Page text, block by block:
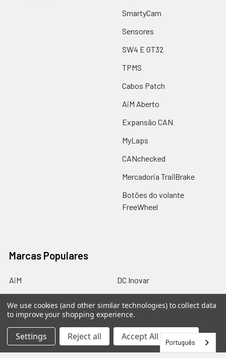
SmartyCam
Sensores
SW4 E GT32
TPMS
Cabos Patch
AiM Aberto
Expansão CAN
MyLaps
CANchecked
Mercadoria TrailBrake
Botões do volante
FreeWheel
Marcas Populares
AiM
Odenthal
MyLaps
CANChecked
DC Inovar
PiscarPar
Autosport Fab
Ver tudo
We use cookies (and other similar technologies) to collect data
to improve your shopping experience.
Settings Reject all Accept All Cookies
Português